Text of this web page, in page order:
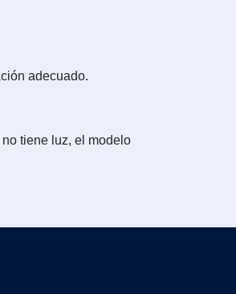
adecuado.
tiene luz, el modelo